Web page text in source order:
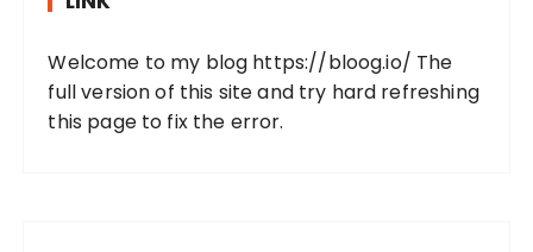
Welcome to my blog https://bloog.io/ The
full version of this site and try hard refreshing
this page to fix the error.